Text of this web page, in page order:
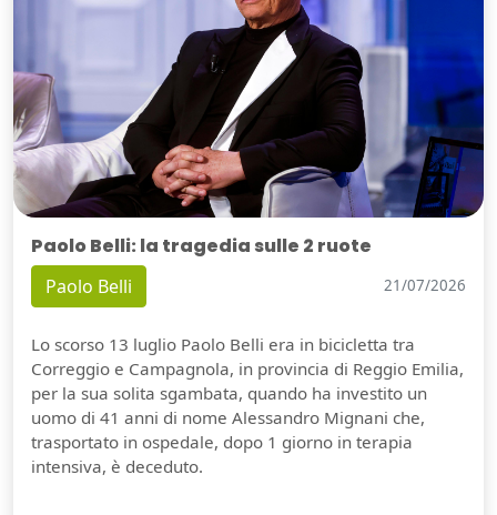
Paolo Belli: la tragedia sulle 2 ruote
Paolo Belli 21/07/2026
Lo scorso 13 luglio Paolo Belli era in bicicletta tra
Correggio e Campagnola, in provincia di Reggio Emilia,
per la sua solita sgambata, quando ha investito un
uomo di 41 anni di nome Alessandro Mignani che,
trasportato in ospedale, dopo 1 giorno in terapia
intensiva, è deceduto.